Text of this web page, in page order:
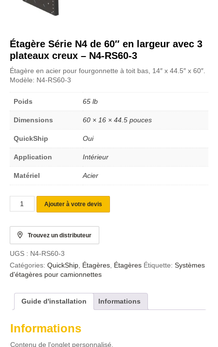
Étagère Série N4 de 60″ en largeur avec 3
plateaux creux – N4-RS60-3
Étagère en acier pour fourgonnette à toit bas, 14″ x 44.5″ x 60″.
Modèle: N4-RS60-3
Poids 65 lb
Dimensions 60 × 16 × 44.5 pouces
QuickShip Oui
Application Intérieur
Matériel Acier
Ajouter à votre devis
Trouvez un distributeur
UGS : N4-RS60-3
Catégories: QuickShip, Étagères, Étagères Étiquette: Systèmes
d'étagères pour camionnettes
Guide d'installation Informations
Informations
Contenu de l'onglet personnalisé.